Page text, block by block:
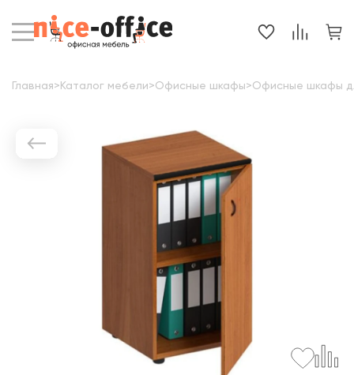
Главная> Каталог мебели>Офисные шкафы>Офисные шкафы